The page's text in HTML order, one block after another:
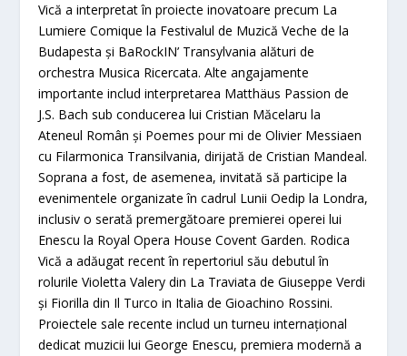
Vică a interpretat în proiecte inovatoare precum La
Lumiere Comique la Festivalul de Muzică Veche de la
Budapesta și BaRockIN’ Transylvania alături de
orchestra Musica Ricercata. Alte angajamente
importante includ interpretarea Matthäus Passion de
J.S. Bach sub conducerea lui Cristian Măcelaru la
Ateneul Român și Poemes pour mi de Olivier Messiaen
cu Filarmonica Transilvania, dirijată de Cristian Mandeal.
Soprana a fost, de asemenea, invitată să participe la
evenimentele organizate în cadrul Lunii Oedip la Londra,
inclusiv o serată premergătoare premierei operei lui
Enescu la Royal Opera House Covent Garden. Rodica
Vică a adăugat recent în repertoriul său debutul în
rolurile Violetta Valery din La Traviata de Giuseppe Verdi
și Fiorilla din Il Turco in Italia de Gioachino Rossini.
Proiectele sale recente includ un turneu internațional
dedicat muzicii lui George Enescu, premiera modernă a